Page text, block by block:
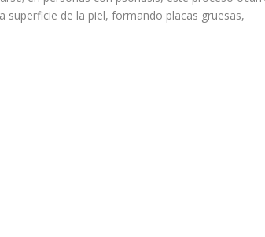
superficie de la piel, formando placas gruesas,